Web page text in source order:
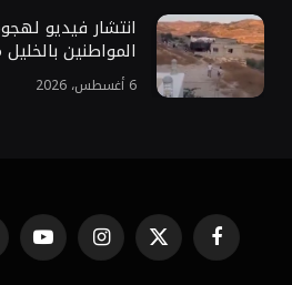
انتشار فيديو
المواطنين
6 أغسطس، 2026
فيسبوك X
(Twitter)
الانستغراميوتيوب